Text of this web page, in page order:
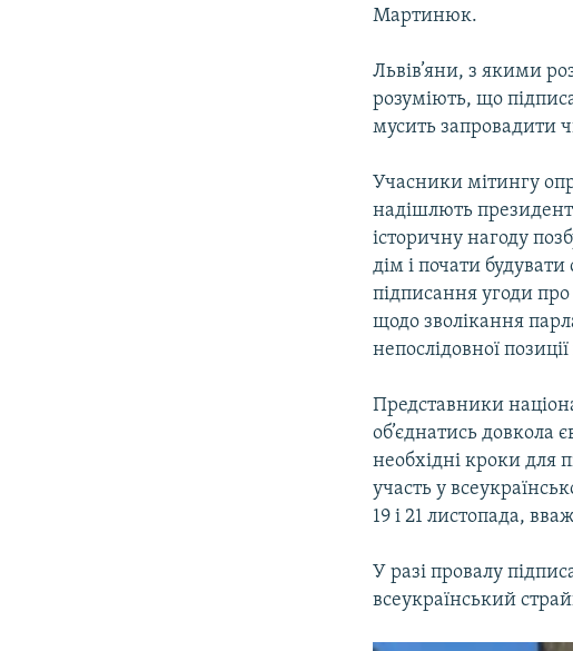
Мартинюк.
Львів’яни, з якими
розуміють, що
мусить запровадити
Учасники мітингу
надішлють
історичну нагоду
дім і почати
підписання угоди
щодо зволікання
непослідовної
Представники
об’єднатись довкола
необхідні кроки для
участь у
19 і 21 листопада,
У разі провалу
всеукраїнський